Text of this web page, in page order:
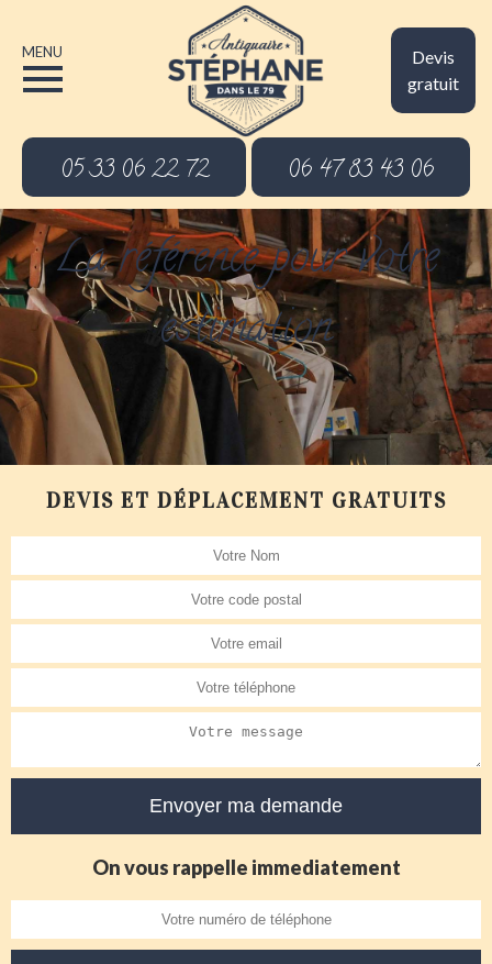
Devis
gratuit
MENU
05 33 06 22 72 06 47 83 43 06
La référence pour votre
estimation
DEVIS ET DÉPLACEMENT GRATUITS
On vous rappelle immediatement